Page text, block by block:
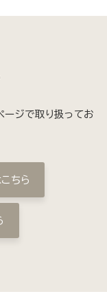
ージで取り扱ってお
ちら